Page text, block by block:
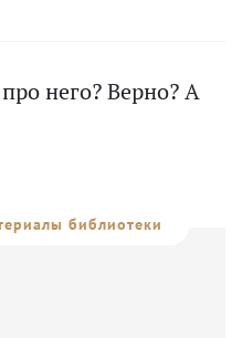
него? Верно? А
библиотеки